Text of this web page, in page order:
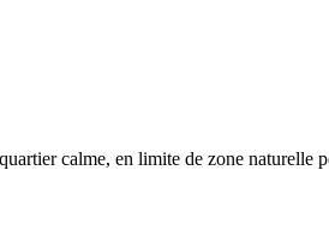
calme, en limite de zone